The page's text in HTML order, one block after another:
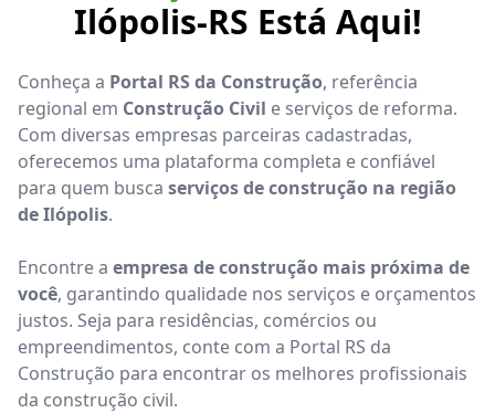
Ilópolis-RS Está Aqui!
Conheça a Portal RS da Construção, referência
regional em Construção Civil e serviços de reforma.
Com diversas empresas parceiras cadastradas,
oferecemos uma plataforma completa e confiável
para quem busca serviços de construção na região
de Ilópolis.
Encontre a empresa de construção mais próxima de
você, garantindo qualidade nos serviços e orçamentos
justos. Seja para residências, comércios ou
empreendimentos, conte com a Portal RS da
Construção para encontrar os melhores profissionais
da construção civil.